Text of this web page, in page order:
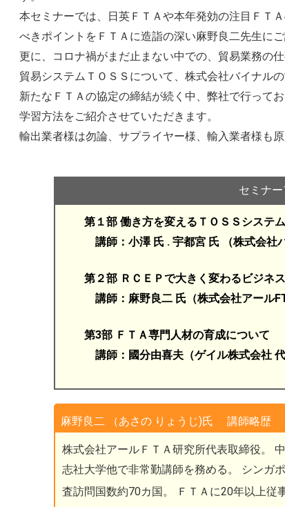
本セミナーでは、日英ＦＴＡや本年発効の注目ＦＴ
べきポイントをＦＴＡに造詣の深い麻野良二先生にご
更に、コロナ禍がまだ止まない中での、貿易業務の
貿易システムＴＯＳＳについて、株式会社バイナル
新たなＦＴＡの協定の締結が続く中、弊社で行って
学習方法をご紹介させていただきます。
輸出業者様は勿論、サプライヤー様、輸入業者様も
セミナ
第１部 働き方を変えるＴＯＳＳシステ
講師：小澤 氏 . 宇都宮 氏 （株式会社バ
第２部 ＲＣＥＰで大きく変わるビジネス
講師：麻野良二 氏（株式会社アール
第3部 ＦＴＡ専門人材の育成について
講師：國分由喜夫（ゲイル株式会社 代
麻野良二 （あさの りょうじ)氏 講師略歴
株式会社アールＦＴＡ研究所代表取締役。
志社大学他で非常勤講師を務める。 シンガ
査訪問国数約70カ国。 ＦＴＡに20年以上従